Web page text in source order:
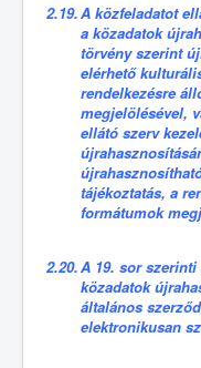
2.19.A közfeladatot
a közadatok
törvény szerint
elérhető
rendelkezésre
megjelölésével,
ellátó szerv
tájékoztatás, a
formátumok
2.20.A 19. sor
közadatok
általános
elektronikusan